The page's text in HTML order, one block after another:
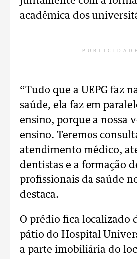
acadêmica dos
PUBLICIDADE
“Tudo que a UEPG faz
saúde, ela faz em
ensino, porque a nossa
ensino. Teremos
atendimento médico,
dentistas e a formação
profissionais da saúde
destaca.
O prédio fica localizado
pátio do Hospital
a parte imobiliária do